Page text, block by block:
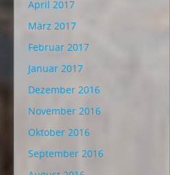
April 2017
März 2017
Februar 2017
Januar 2017
Dezember 2016
November 2016
Oktober 2016
September 2016